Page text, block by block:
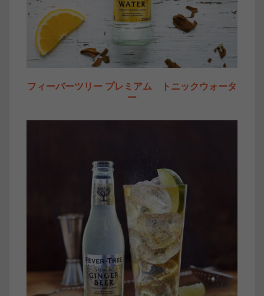
フィーバーツリー プレミアム トニックウォータ
ー